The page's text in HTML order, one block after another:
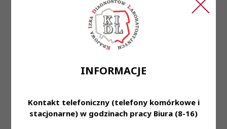
INFORMACJE
Kontakt telefoniczny (telefony komórkowe i
stacjonarne) w godzinach pracy Biura (8-16)
Jak elektronicznie podpisać dokumenty,
które wgrywam na platformę?
28 paź 2022
Czy za udział w szkoleniach otrzymam